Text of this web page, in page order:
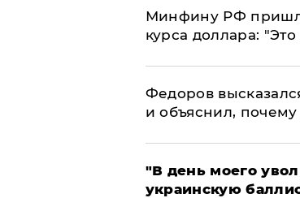
Минфину РФ
курса доллара:
Федоров
и объяснил,
​"В день моего
украинскую